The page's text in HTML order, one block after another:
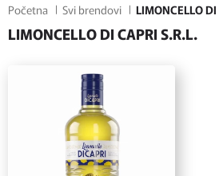
Početna Svi brendovi LIMONCELLO DI
LIMONCELLO DI CAPRI S.R.L.